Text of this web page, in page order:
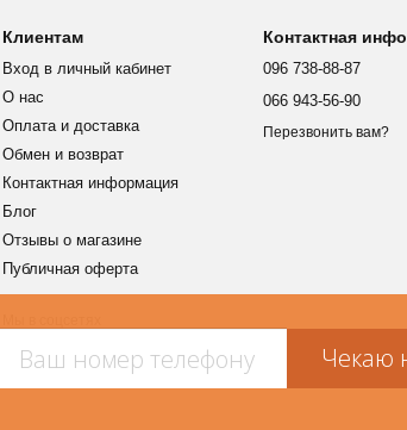
Клиентам
Вход в личный кабинет
О нас
Оплата и доставка
Обмен и возврат
Контактная информация
Блог
Отзывы о магазине
Публичная оферта
Контактная
096 738-88-87
066 943-56-90
Перезвонить вам?
Чекаю